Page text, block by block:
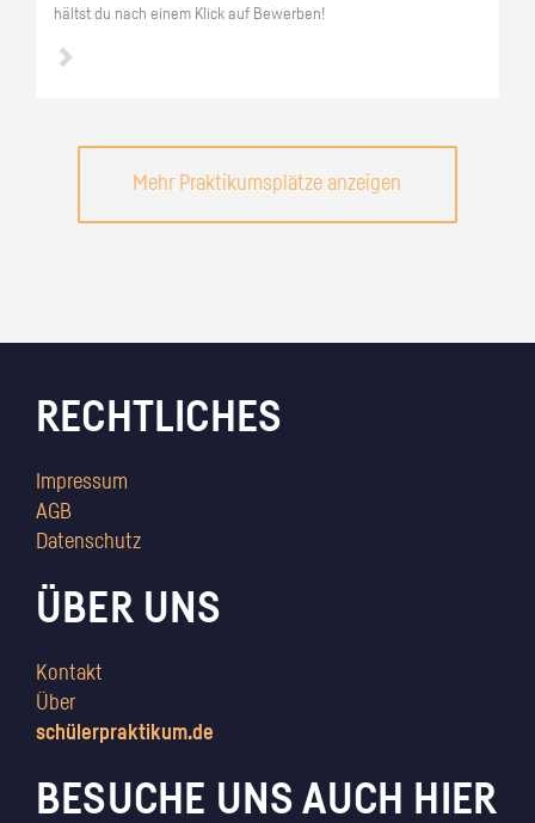
hältst du nach einem Klick auf Be­wer­ben!
Mehr Praktikumsplätze anzeigen
RECHTLICHES
Impressum
AGB
Datenschutz
ÜBER UNS
Kontakt
Über
schülerpraktikum.de
BESUCHE UNS AUCH HIER